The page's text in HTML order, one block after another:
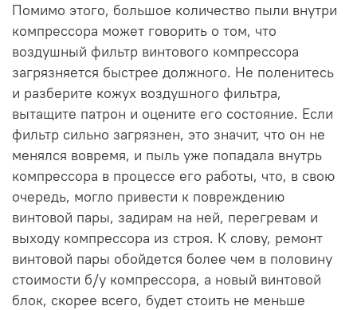
Помимо этого, большое количество пыли внутри
компрессора может говорить о том, что
воздушный фильтр винтового компрессора
загрязняется быстрее должного. Не поленитесь
и разберите кожух воздушного фильтра,
вытащите патрон и оцените его состояние. Если
фильтр сильно загрязнен, это значит, что он не
менялся вовремя, и пыль уже попадала внутрь
компрессора в процессе его работы, что, в свою
очередь, могло привести к повреждению
винтовой пары, задирам на ней, перегревам и
выходу компрессора из строя. К слову, ремонт
винтовой пары обойдется более чем в половину
стоимости б/у компрессора, а новый винтовой
блок, скорее всего, будет стоить не меньше